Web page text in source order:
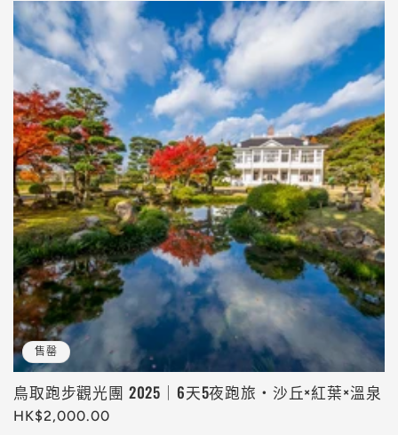
售罄
鳥取跑步觀光團 2025｜6天5夜跑旅・沙丘×紅葉×溫泉
定
HK$2,000.00